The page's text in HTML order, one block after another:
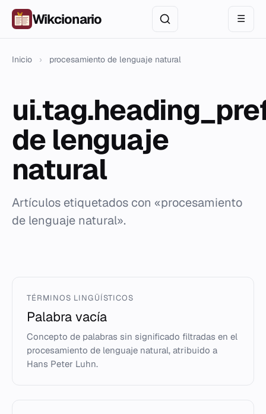
Wikcionario ☰
Inicio › procesamiento de lenguaje natural
de lenguaje
natural
Artículos etiquetados con «procesamiento
de lenguaje natural».
TÉRMINOS LINGÜÍSTICOS
Palabra vacía
Concepto de palabras sin significado filtradas en el
procesamiento de lenguaje natural, atribuido a
Hans Peter Luhn.